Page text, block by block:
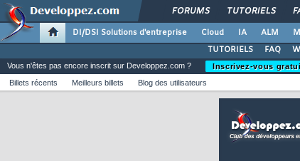
FORUMS TUTORIELS
DI/DSI Solutions d'entreprise Cloud IA ALM
TUTORIELS
FAQ
Vous n'êtes pas encore inscrit sur Developpez.com ?
Inscrivez-vous
Billets récents
Meilleurs billets Blog des utilisateurs